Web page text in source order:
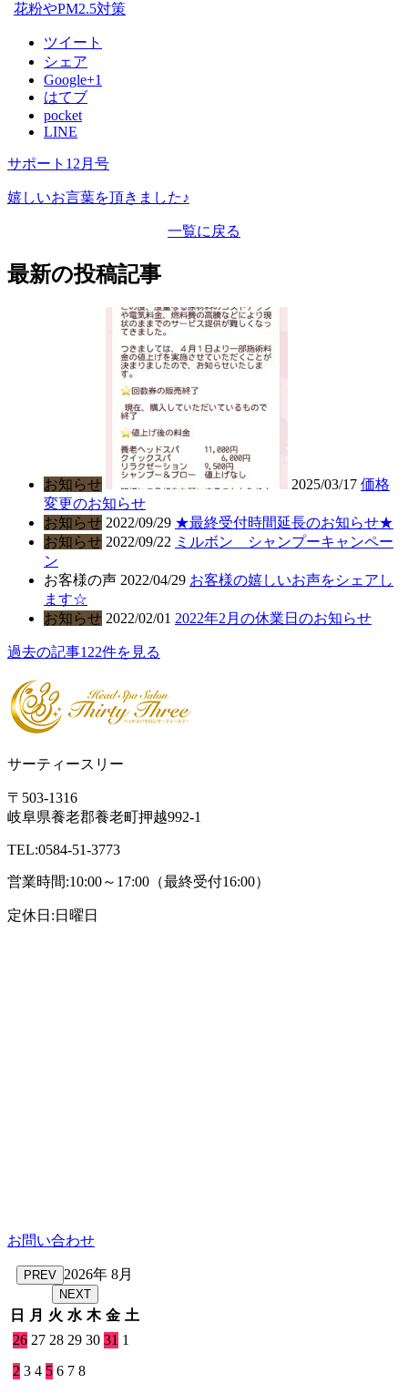
花粉やPM2.5対策
ツイート
シェア
Google+1
はてブ
pocket
LINE
サポート12月号
嬉しいお言葉を頂きました♪
一覧に戻る
最新の投稿記事
お知らせ 2025/03/17 価格
変更のお知らせ
お知らせ 2022/09/29 ★最終受付時間延長のお知らせ★
お知らせ 2022/09/22 ミルボン シャンプーキャンペー
ン
お客様の声 2022/04/29 お客様の嬉しいお声をシェアし
ます☆
お知らせ 2022/02/01 2022年2月の休業日のお知らせ
過去の記事122件を見る
サーティースリー
〒503-1316
岐阜県養老郡養老町押越992-1
TEL:0584-51-3773
営業時間:10:00～17:00（最終受付16:00）
定休日:日曜日
お問い合わせ
PREV 2026年 8月
NEXT
日 月 火 水 木 金 土
26 27 28 29 30 31 1
2 3 4 5 6 7 8